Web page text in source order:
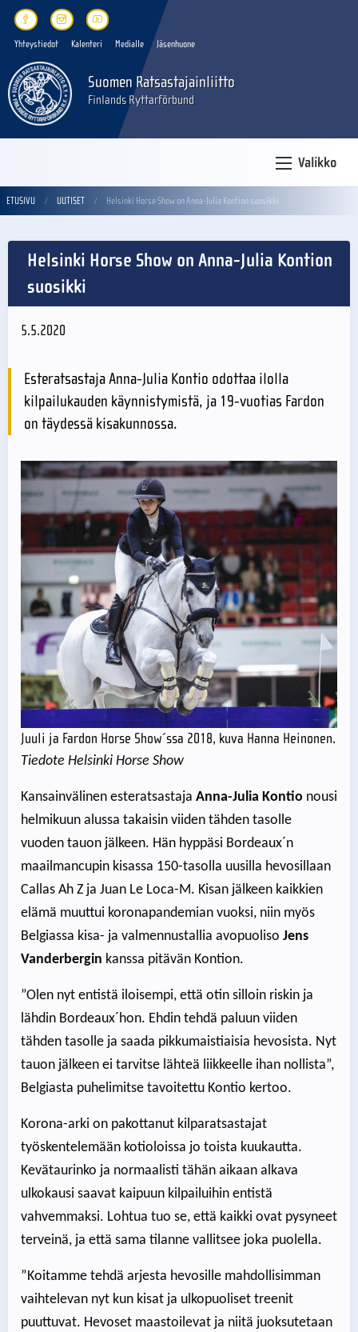
Yhteystiedot Kalenteri Medialle Jäsenhuone
Suomen Ratsastajainliitto
Finlands Ryttarförbund
Valikko
ETUSIVU UUTISET Helsinki Horse Show on Anna-Julia Kontion suosikki
Helsinki Horse Show on Anna-Julia Kontion
suosikki
5.5.2020
Esteratsastaja Anna-Julia Kontio odottaa ilolla
kilpailukauden käynnistymistä, ja 19-vuotias Fardon
on täydessä kisakunnossa.
Juuli ja Fardon Horse Show´ssa 2018, kuva Hanna Heinonen.
Tiedote Helsinki Horse Show
Kansainvälinen esteratsastaja Anna-Julia Kontio nousi
helmikuun alussa takaisin viiden tähden tasolle
vuoden tauon jälkeen. Hän hyppäsi Bordeaux´n
maailmancupin kisassa 150-tasolla uusilla hevosillaan
Callas Ah Z ja Juan Le Loca-M. Kisan jälkeen kaikkien
elämä muuttui koronapandemian vuoksi, niin myös
Belgiassa kisa- ja valmennustallia avopuoliso Jens
Vanderbergin kanssa pitävän Kontion.
”Olen nyt entistä iloisempi, että otin silloin riskin ja
lähdin Bordeaux´hon. Ehdin tehdä paluun viiden
tähden tasolle ja saada pikkumaistiaisia hevosista. Nyt
tauon jälkeen ei tarvitse lähteä liikkeelle ihan nollista”,
Belgiasta puhelimitse tavoitettu Kontio kertoo.
Korona-arki on pakottanut kilparatsastajat
työskentelemään kotioloissa jo toista kuukautta.
Kevätaurinko ja normaalisti tähän aikaan alkava
ulkokausi saavat kaipuun kilpailuihin entistä
vahvemmaksi. Lohtua tuo se, että kaikki ovat pysyneet
terveinä, ja että sama tilanne vallitsee joka puolella.
”Koitamme tehdä arjesta hevosille mahdollisimman
vaihtelevan nyt kun kisat ja ulkopuoliset treenit
puuttuvat. Hevoset maastoilevat ja niitä juoksutetaan